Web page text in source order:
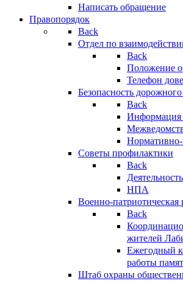
Написать обращение
Правопорядок
Back
Отдел по
Back
Положение
Телефон
Безопасность
Back
Информация
Советы профилактики
Back
НПА
Военно-патриотическая
Back
жителей
Ежегодный
работы
Штаб охраны